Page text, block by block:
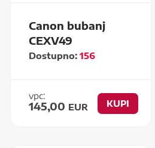
Canon bubanj
CEXV49
Dostupno:156
vpc:
145,00 EUR KUPI